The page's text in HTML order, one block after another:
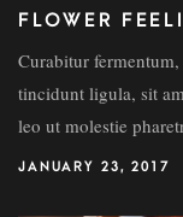
FLOWER
Curabitur
tincidunt ligula, sit
leo ut molestie
JANUARY 23, 2017